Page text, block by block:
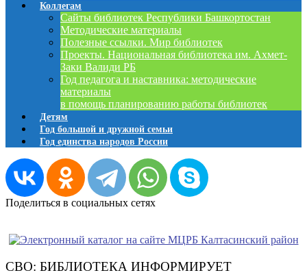
Коллегам
Сайты библиотек Республики Башкортостан
Методические материалы
Полезные ссылки. Мир библиотек
Проекты. Национальная библиотека им. Ахмет-
Заки Валиди РБ
Год педагога и наставника: методические
материалы
в помощь планированию работы библиотек
Детям
Год большой и дружной семьи
Год единства народов России
Поделиться в социальных сетях
СВО: БИБЛИОТЕКА ИНФОРМИРУЕТ